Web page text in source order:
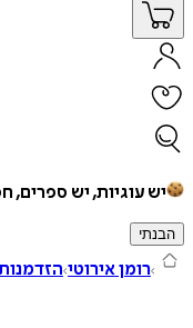
יש עוגיות, יש ספרים,
הבנתי
רומן אירוטי